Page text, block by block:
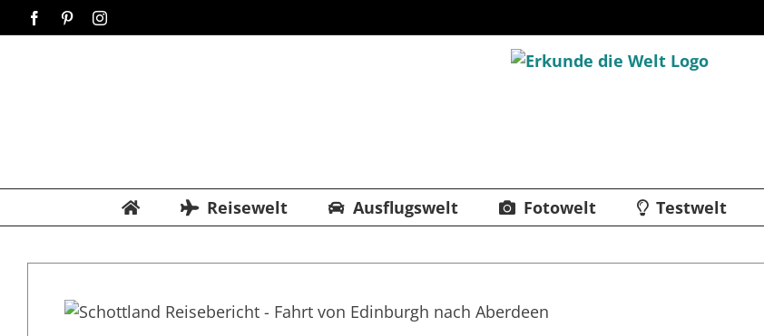
Zum
Inhalt
FacebookPinterestInstagram
Reisewelt Ausflugswelt Fotowelt Testwelt